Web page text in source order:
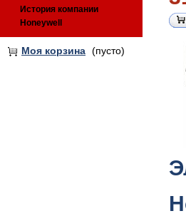
История компании
Honeywell
Моя корзина (пусто)